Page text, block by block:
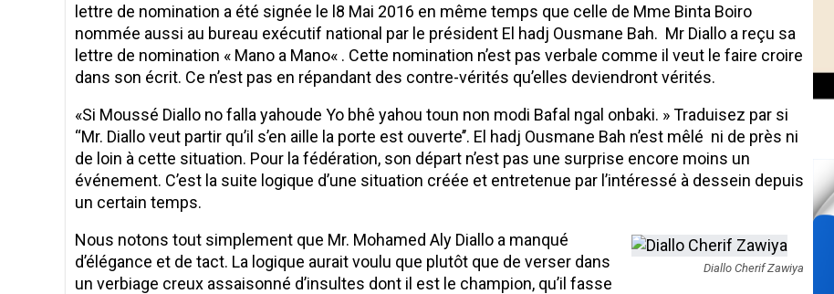
lettre de nomination a été signée le l8 Mai 2016 en même temps que celle de Mme Binta Boiro
nommée aussi au bureau exécutif national par le président El hadj Ousmane Bah. Mr Diallo a reçu sa
lettre de nomination « Mano a Mano« . Cette nomination n’est pas verbale comme il veut le faire croire
dans son écrit. Ce n’est pas en répandant des contre-vérités qu’elles deviendront vérités.
«Si Moussé Diallo no falla yahoude Yo bhê yahou toun non modi Bafal ngal onbaki. » Traduisez par si
‘‘Mr. Diallo veut partir qu’il s’en aille la porte est ouverte’’. El hadj Ousmane Bah n’est mêlé ni de près ni
de loin à cette situation. Pour la fédération, son départ n’est pas une surprise encore moins un
événement. C’est la suite logique d’une situation créée et entretenue par l’intéressé à dessein depuis
un certain temps.
Diallo Cherif Zawiya
Nous notons tout simplement que Mr. Mohamed Aly Diallo a manqué
d’élégance et de tact. La logique aurait voulu que plutôt que de verser dans
un verbiage creux assaisonné d’insultes dont il est le champion, qu’il fasse